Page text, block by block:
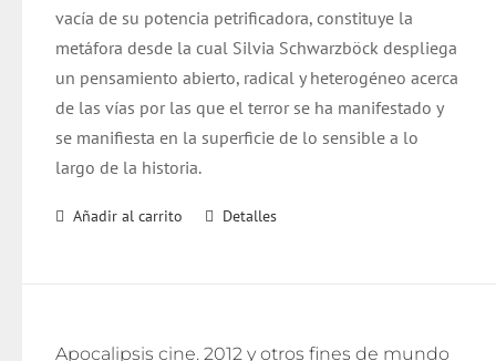
vacía de su potencia petrificadora, constituye la
metáfora desde la cual Silvia Schwarzböck despliega
un pensamiento abierto, radical y heterogéneo acerca
de las vías por las que el terror se ha manifestado y
se manifiesta en la superficie de lo sensible a lo
largo de la historia.
Añadir al carrito Detalles
Apocalipsis cine. 2012 y otros fines de mundo